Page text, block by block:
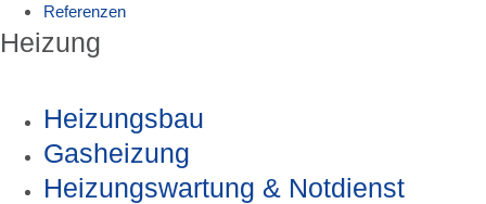
Referenzen
Heizung
Heizungsbau
Gasheizung
Heizungswartung & Notdienst